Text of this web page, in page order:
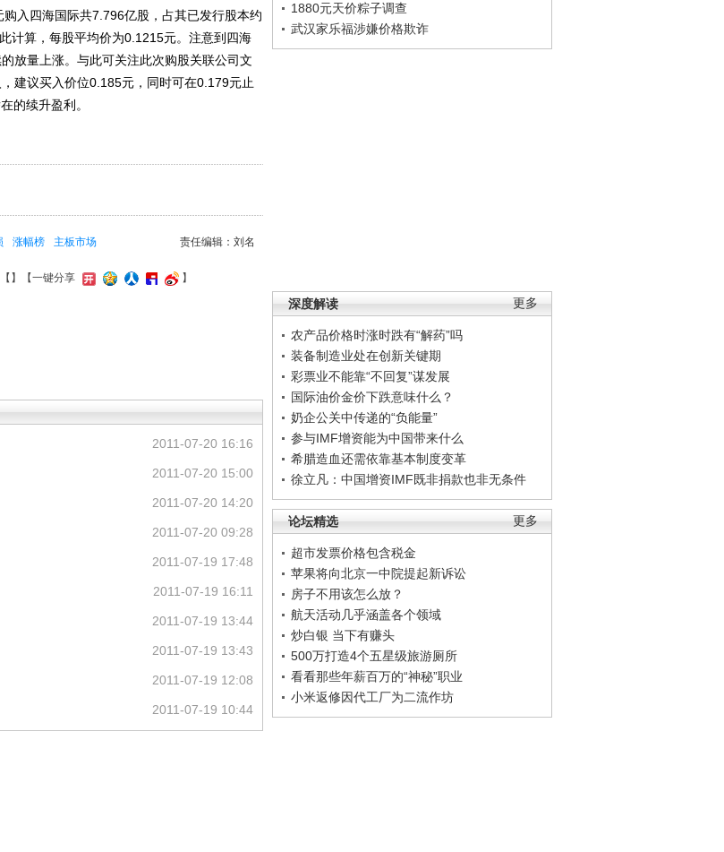
1880元天价粽子调查
武汉家乐福涉嫌价格欺诈
更多
深度解读
农产品价格时涨时跌有“解药”吗
装备制造业处在创新关键期
彩票业不能靠“不回复”谋发展
国际油价金价下跌意味什么？
奶企公关中传递的“负能量”
参与IMF增资能为中国带来什么
希腊造血还需依靠基本制度变革
徐立凡：中国增资IMF既非捐款也非无条件
更多
论坛精选
超市发票价格包含税金
苹果将向北京一中院提起新诉讼
房子不用该怎么放？
航天活动几乎涵盖各个领域
炒白银 当下有赚头
500万打造4个五星级旅游厕所
看看那些年薪百万的“神秘”职业
小米返修因代工厂为二流作坊
四海国际共7.796亿股，占其已发行股本约
计算，每股平均价为0.1215元。注意到四海
放量上涨。与此可关注此次购股关联公司文
建议买入价位0.185元，同时可在0.179元止
的续升盈利。
责任编辑：刘名
涨幅榜 主板市场
】 【一键分享 】
2011-07-20 16:16
2011-07-20 15:00
2011-07-20 14:20
2011-07-20 09:28
2011-07-19 17:48
2011-07-19 16:11
2011-07-19 13:44
2011-07-19 13:43
2011-07-19 12:08
2011-07-19 10:44